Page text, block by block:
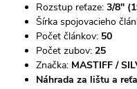
Rozstup reťaze: 3/8"
Šírka spojovacieho
Počet článkov: 50
Počet zubov: 25
Značka: MASTIFF /
Náhrada za lištu a